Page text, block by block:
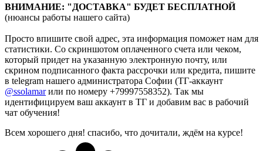
ВНИМАНИЕ: "ДОСТАВКА" БУДЕТ БЕСПЛАТНОЙ
(нюансы работы нашего сайта)
Просто впишите свой адрес, эта информация поможет нам для
статистики. Со скриншотом оплаченного счета или чеком,
который придет на указанную электронную почту, или
скрином подписанного факта рассрочки или кредита, пишите
в telegram нашего администратора Софии (ТГ-аккаунт
@ssolamarили по номеру +79997558352). Так мы
идентифицируем ваш аккаунт в ТГ и добавим вас в рабочий
чат обучения!
Всем хорошего дня! спасибо, что дочитали, ждём на курсе!